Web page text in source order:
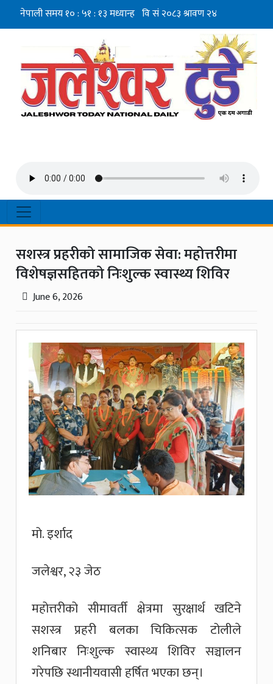
सशस्त्र प्रहरीको सामाजिक सेवा: महोत्तरीमा
विशेषज्ञसहितको निःशुल्क स्वास्थ्य शिविर
June 6, 2026
मो. इर्शाद
जलेश्वर, २३ जेठ
महोत्तरीको सीमावर्ती क्षेत्रमा सुरक्षार्थ खटिने
सशस्त्र प्रहरी बलका चिकित्सक टोलीले
शनिबार निःशुल्क स्वास्थ्य शिविर सञ्चालन
गरेपछि स्थानीयवासी हर्षित भएका छन्।